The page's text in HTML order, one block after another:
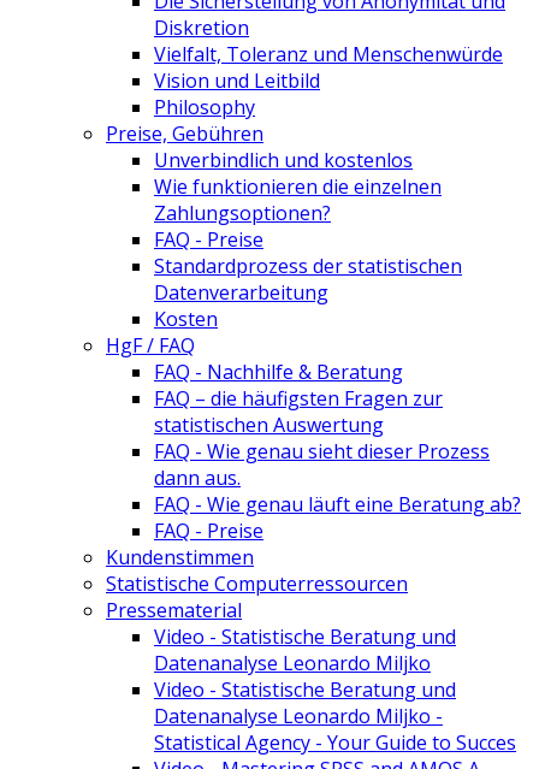
Diskretion
Vielfalt, Toleranz und Menschenwürde
Vision und Leitbild
Philosophy
Preise, Gebühren
Unverbindlich und kostenlos
Wie funktionieren die einzelnen
Zahlungsoptionen?
FAQ - Preise
Standardprozess der statistischen
Datenverarbeitung
Kosten
HgF / FAQ
FAQ - Nachhilfe & Beratung
FAQ – die häufigsten Fragen zur
statistischen Auswertung
FAQ - Wie genau sieht dieser Prozess
dann aus.
FAQ - Wie genau läuft eine Beratung ab?
FAQ - Preise
Kundenstimmen
Statistische Computerressourcen
Pressematerial
Video - Statistische Beratung und
Datenanalyse Leonardo Miljko
Video - Statistische Beratung und
Datenanalyse Leonardo Miljko -
Statistical Agency - Your Guide to Succes